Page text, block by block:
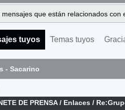
mensajes que están relacionados con
tuyos Temas tuyos
- Sacarino
DE PRENSA/ Enlaces /